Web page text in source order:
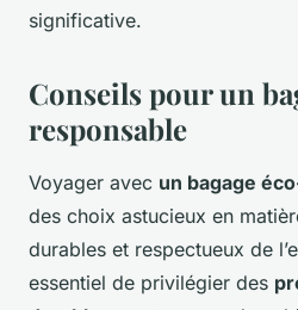
significative.
Conseils pour un
responsable
Voyager avec un bagage
des choix astucieux en
durables et respectueux de
essentiel de privilégier des